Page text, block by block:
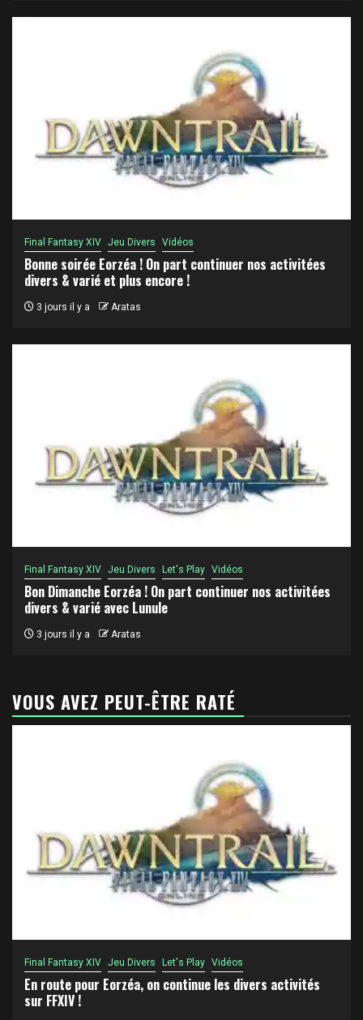
Final Fantasy XIV Jeu Divers Vidéos
Bonne soirée Eorzéa ! On part continuer nos activitées
divers & varié et plus encore !
3 jours il y a Aratas
Final Fantasy XIV Jeu Divers Let's Play Vidéos
Bon Dimanche Eorzéa ! On part continuer nos activitées
divers & varié avec Lunule
3 jours il y a Aratas
VOUS AVEZ PEUT-ÊTRE RATÉ
Final Fantasy XIV Jeu Divers Let's Play Vidéos
En route pour Eorzéa, on continue les divers activités
sur FFXIV !